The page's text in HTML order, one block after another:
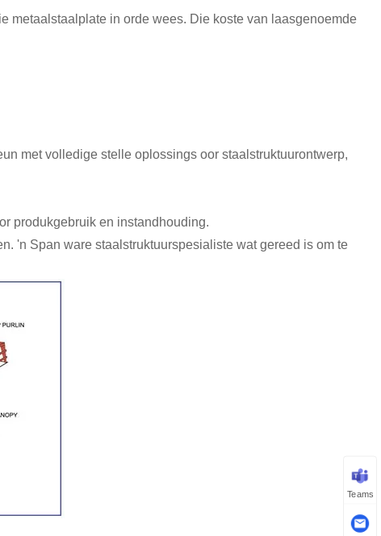
metaalstaalplate in orde wees. Die koste van laasgenoemde
met volledige stelle oplossings oor staalstruktuurontwerp,
produkgebruik en instandhouding.
'n Span ware staalstruktuurspesialiste wat gereed is om te
Teams